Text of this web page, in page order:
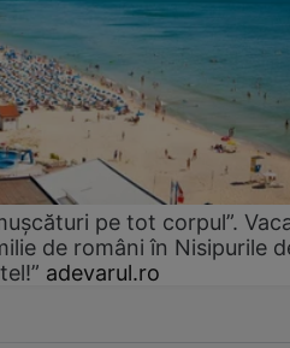
pe tot corpul”.
de români în Nisipurile
adevarul.ro